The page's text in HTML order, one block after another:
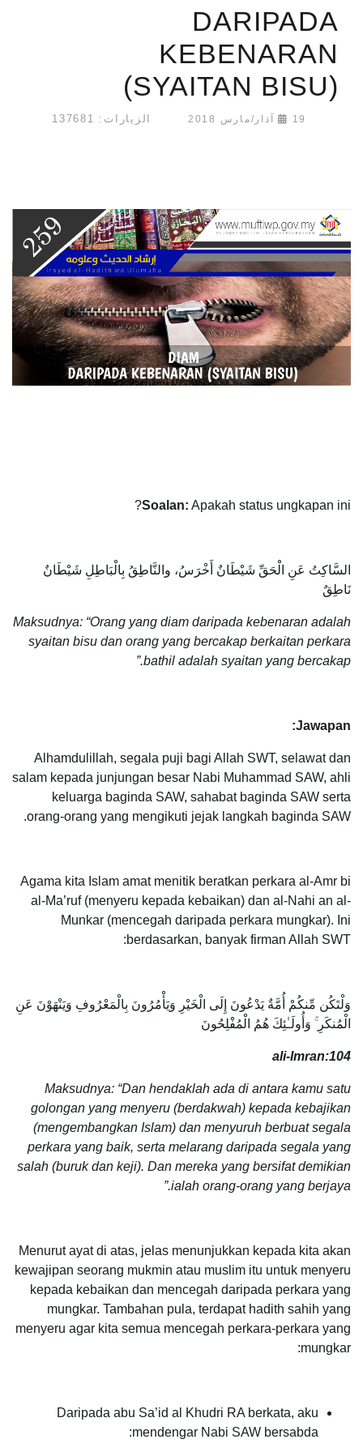
DARIPADA
KEBENARAN
(SYAITAN BISU)
19 آذار/مارس 2018 الزيارات: 137681
Soalan: Apakah status ungkapan ini?
السَّاكِتُ عَنِ الْحَقِّ شَيْطَانٌ أَخْرَسُ، والنَّاطِقُ بِالْبَاطِلِ شَيْطَانٌ
نَاطِقٌ
Maksudnya: “Orang yang diam daripada kebenaran adalah
syaitan bisu dan orang yang bercakap berkaitan perkara
bathil adalah syaitan yang bercakap.”
Jawapan:
Alhamdulillah, segala puji bagi Allah SWT, selawat dan
salam kepada junjungan besar Nabi Muhammad SAW, ahli
keluarga baginda SAW, sahabat baginda SAW serta
orang-orang yang mengikuti jejak langkah baginda SAW.
Agama kita Islam amat menitik beratkan perkara al-Amr bi
al-Ma’ruf (menyeru kepada kebaikan) dan al-Nahi an al-
Munkar (mencegah daripada perkara mungkar). Ini
berdasarkan, banyak firman Allah SWT:
وَلْتَكُن مِّنكُمْ أُمَّةٌ يَدْعُونَ إِلَى الْخَيْرِ وَيَأْمُرُونَ بِالْمَعْرُوفِ وَيَنْهَوْنَ عَنِ
الْمُنكَرِ ۚ وَأُولَـٰئِكَ هُمُ الْمُفْلِحُونَ
ali-Imran:104
Maksudnya: “Dan hendaklah ada di antara kamu satu
golongan yang menyeru (berdakwah) kepada kebajikan
(mengembangkan Islam) dan menyuruh berbuat segala
perkara yang baik, serta melarang daripada segala yang
salah (buruk dan keji). Dan mereka yang bersifat demikian
ialah orang-orang yang berjaya.”
Menurut ayat di atas, jelas menunjukkan kepada kita akan
kewajipan seorang mukmin atau muslim itu untuk menyeru
kepada kebaikan dan mencegah daripada perkara yang
mungkar. Tambahan pula, terdapat hadith sahih yang
menyeru agar kita semua mencegah perkara-perkara yang
mungkar:
Daripada abu Sa’id al Khudri RA berkata, aku
mendengar Nabi SAW bersabda: